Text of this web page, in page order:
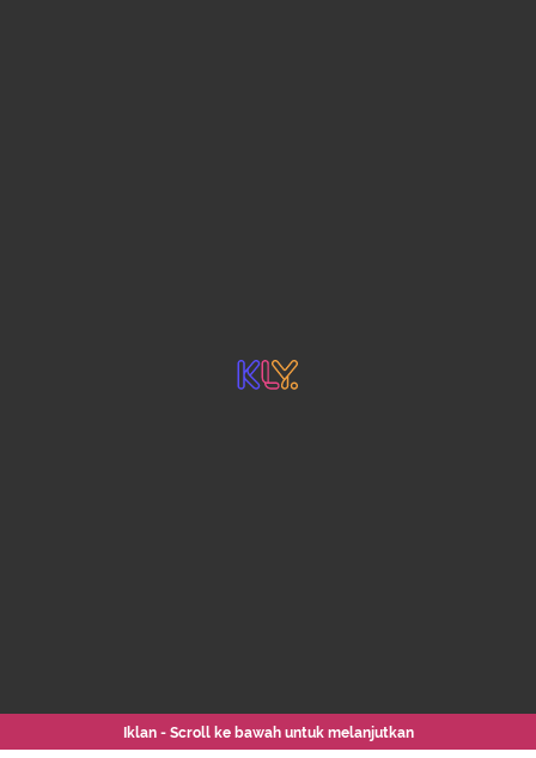
Iklan - Scroll ke bawah untuk melanjutkan